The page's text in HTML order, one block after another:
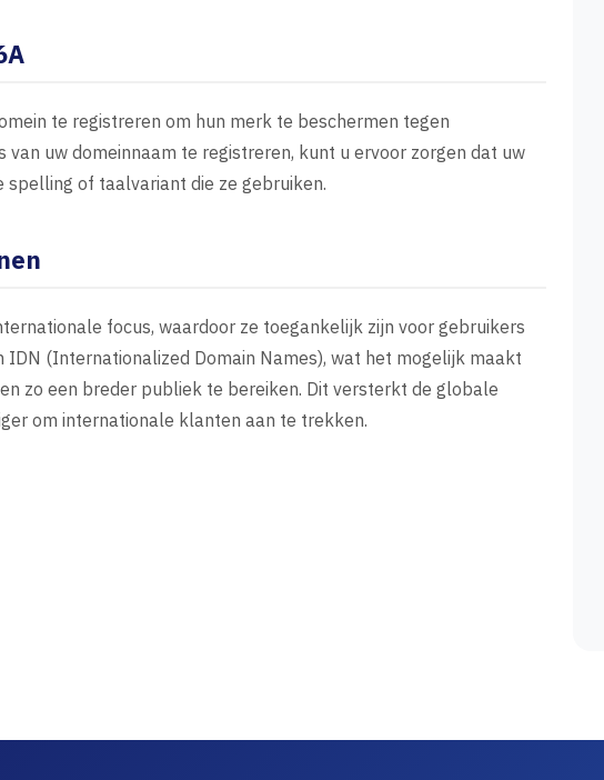
te registreren om hun merk te beschermen tegen
uw domeinnaam te registreren, kunt u ervoor zorgen dat uw
spelling of taalvariant die ze gebruiken.
focus, waardoor ze toegankelijk zijn voor gebruikers
(Internationalized Domain Names), wat het mogelijk maakt
zo een breder publiek te bereiken. Dit versterkt de globale
om internationale klanten aan te trekken.